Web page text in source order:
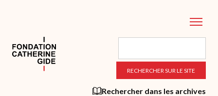
principal
Rechercher dans les archives